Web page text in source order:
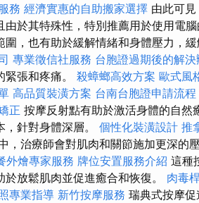
務 經濟實惠的自助搬家選擇 由此可
由於其特殊性，特別推薦用於使用電
，也有助於緩解情緒和身體壓力，
專業徵信社服務 台胞證過期後的解決
張和疼痛。 殺蟑螂高效方案 歐式風
高品質裝潢方案 台南台胞證申請流程
正 按摩反射點有助於激活身體的自
針對身體深層。 個性化裝潢設計 推
，治療師會對肌肉和關節施加更深的
外燴專家服務 牌位安置服務介紹 這種
於放鬆肌肉並促進癒合和恢復。 肉毒
專業指導 新竹按摩服務 瑞典式按摩